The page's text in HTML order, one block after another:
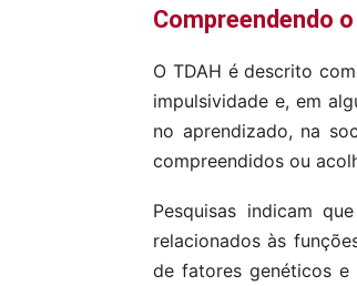
Compreendendo
O TDAH é descrito
impulsividade e, em
no aprendizado, na
compreendidos ou
Pesquisas indicam
relacionados às
de fatores genéticos e